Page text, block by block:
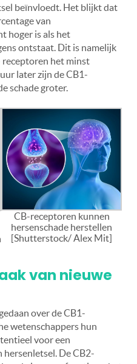
beïnvloedt. Het blijkt dat
van
hoger is als het
ontstaat. Dit is namelijk
receptoren het minst
later zijn de CB1-
schade groter.
CB-receptoren kunnen
hersenschade herstellen
[Shutterstock/ Alex Mit]
van nieuwe
over de CB1-
wetenschappers hun
voor een
De CB2-